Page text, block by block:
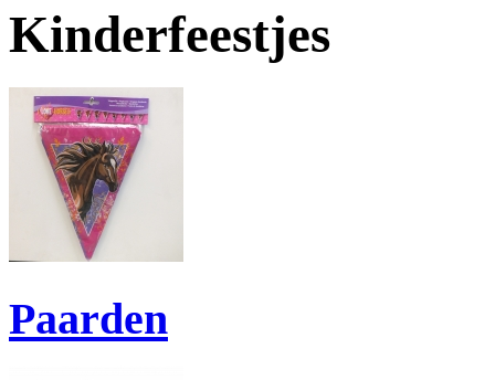
Kinderfeestjes
Paarden